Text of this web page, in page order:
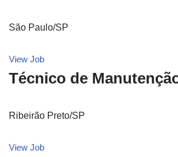
São Paulo/SP
View Job
Técnico de
Ribeirão Preto/SP
View Job